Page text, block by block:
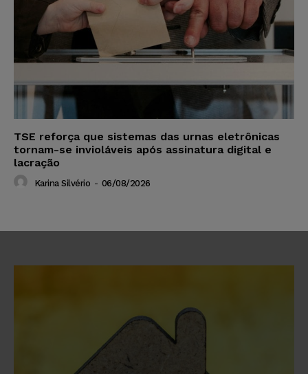
TSE reforça que sistemas das urnas eletrônicas
tornam-se invioláveis após assinatura digital e
lacração
Karina Silvério - 06/08/2026